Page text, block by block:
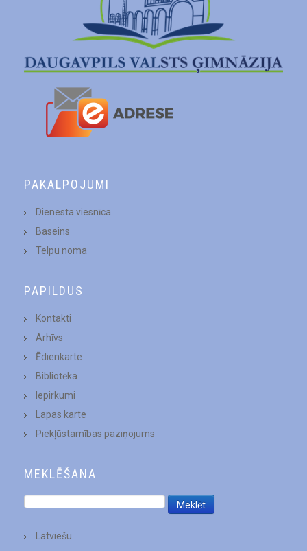
PAKALPOJUMI
Dienesta viesnīca
Baseins
Telpu noma
PAPILDUS
Kontakti
Arhīvs
Ēdienkarte
Bibliotēka
Iepirkumi
Lapas karte
Piekļūstamības paziņojums
MEKLĒŠANA
Latviešu